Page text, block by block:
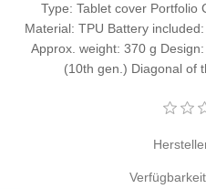
Type: Tablet cover Portfolio
Material: TPU Battery
Approx. weight: 370 g
(10th gen.) Diagonal of